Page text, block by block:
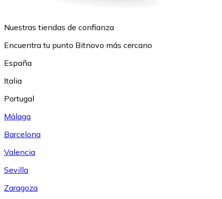
Nuestras tiendas de confianza
Encuentra tu punto Bitnovo más cercano
España
Italia
Portugal
Málaga
Barcelona
Valencia
Sevilla
Zaragoza